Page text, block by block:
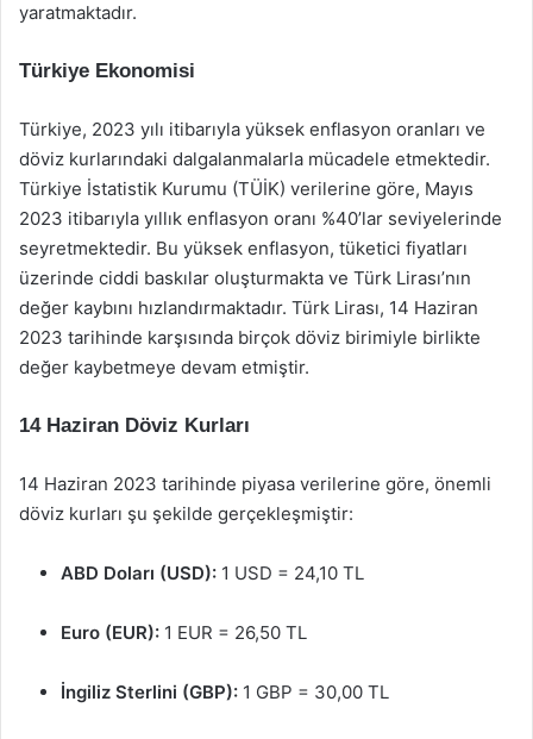
yaratmaktadır.
Türkiye Ekonomisi
Türkiye, 2023 yılı itibarıyla yüksek enflasyon oranları ve
döviz kurlarındaki dalgalanmalarla mücadele etmektedir.
Türkiye İstatistik Kurumu (TÜİK) verilerine göre, Mayıs
2023 itibarıyla yıllık enflasyon oranı %40’lar seviyelerinde
seyretmektedir. Bu yüksek enflasyon, tüketici fiyatları
üzerinde ciddi baskılar oluşturmakta ve Türk Lirası’nın
değer kaybını hızlandırmaktadır. Türk Lirası, 14 Haziran
2023 tarihinde karşısında birçok döviz birimiyle birlikte
değer kaybetmeye devam etmiştir.
14 Haziran Döviz Kurları
14 Haziran 2023 tarihinde piyasa verilerine göre, önemli
döviz kurları şu şekilde gerçekleşmiştir:
ABD Doları (USD): 1 USD = 24,10 TL
Euro (EUR): 1 EUR = 26,50 TL
İngiliz Sterlini (GBP): 1 GBP = 30,00 TL